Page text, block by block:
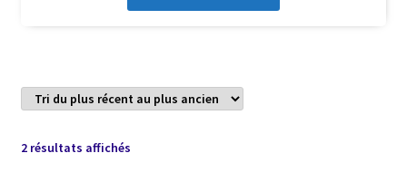
2 résultats affichésTrié